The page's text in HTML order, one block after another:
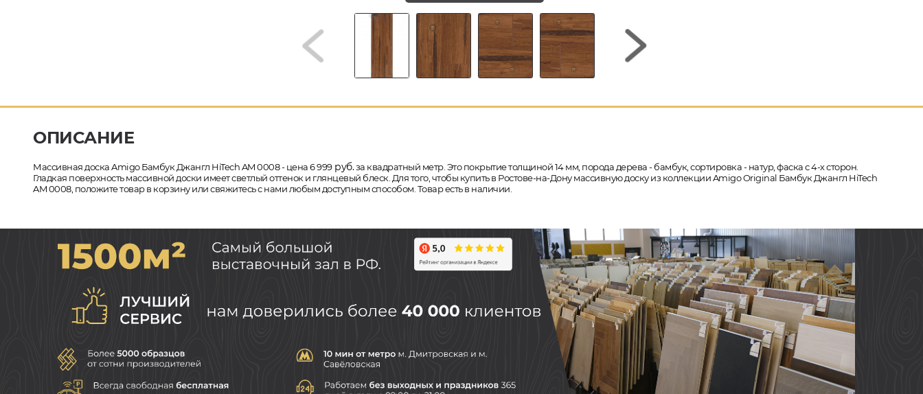
ОПИСАНИЕ
Массивная доска Amigo Бамбук Джангл HiTech AM 0008 - цена 6 999руб.за квадратный метр. Это покрытие толщиной 14 мм, порода дерева - бамбук, сортировка - натур, фаска с 4-х сторон.
Гладкая поверхность массивной доски имеет светлый оттенок и глянцевый блеск. Для того, чтобы купить в Ростове-на-Дону массивную доску из коллекции Amigo Original Бамбук Джангл HiTech
AM 0008, положите товар в корзину или свяжитесь с нами любым доступным способом. Товар есть в наличии.